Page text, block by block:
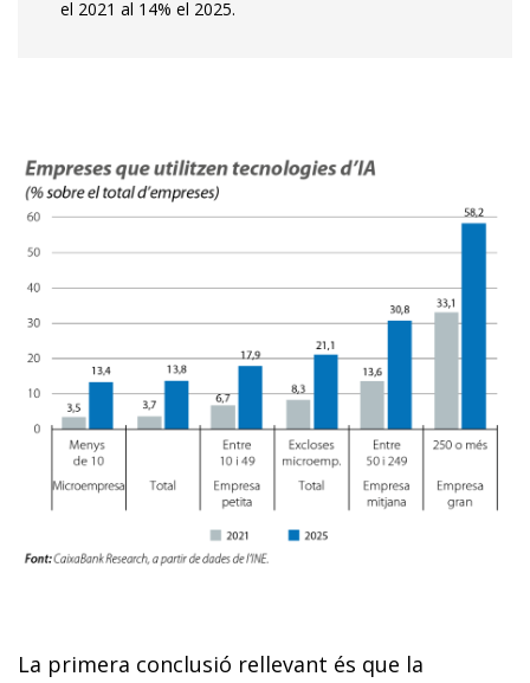
el 2021 al 14% el 2025.
La primera conclusió rellevant és que la